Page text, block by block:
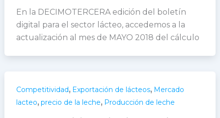
En la DECIMOTERCERA edición del boletín
digital para el sector lácteo, accedemos a la
actualización al mes de MAYO 2018 del cálculo
Competitividad, Exportación de lácteos, Mercado
lacteo, precio de la leche, Producción de leche